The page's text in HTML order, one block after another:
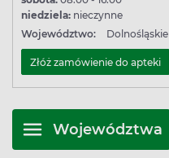
niedziela: nieczynne
Województwo:
Dolnośląskie
Złóż zamówienie do apteki
Województwa